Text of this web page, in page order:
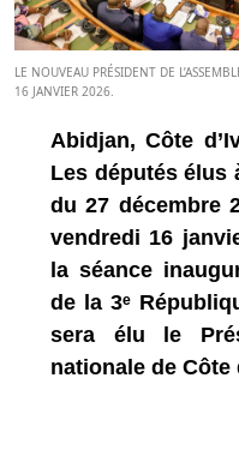
LE NOUVEAU PRÉSIDENT DE
16 JANVIER 2026.
Abidjan, Côte
Les députés élus
du 27 décembre
vendredi 16
la séance
de la 3ᵉ
sera élu le
nationale de Côte